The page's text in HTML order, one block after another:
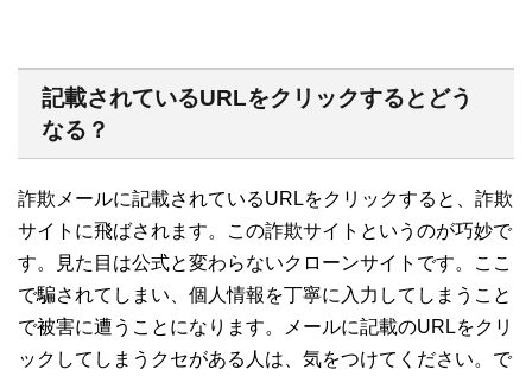
記載されているURLをクリックするとどう
なる？
詐欺メールに記載されているURLをクリックすると、詐欺
サイトに飛ばされます。この詐欺サイトというのが巧妙で
す。見た目は公式と変わらないクローンサイトです。ここ
で騙されてしまい、個人情報を丁寧に入力してしまうこと
で被害に遭うことになります。メールに記載のURLをクリ
ックしてしまうクセがある人は、気をつけてください。で